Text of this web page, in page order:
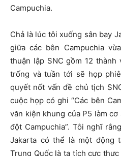
Campuchia.
Chả là lúc tôi xuống sân bay
giữa các bên Campuchia
thuận lập SNC gồm 12
trống và tuần tới sẽ họp
quyết nốt vấn đề chủ tịch
cuộc họp có ghi “Các bên
văn kiện khung của P5 làm
đột Campuchia”. Tôi nghĩ
Jakarta có thể là một động
Trung Quốc là ta tích cực